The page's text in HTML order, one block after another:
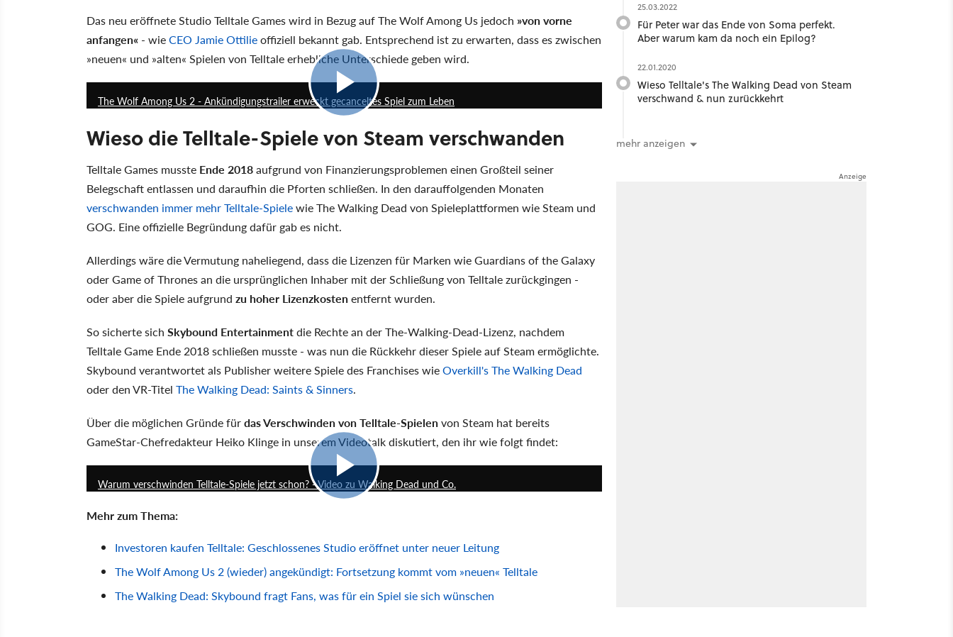
Das neu eröffnete Studio Telltale Games wird in Bezug auf The Wolf Among Us jedoch »von vorne
anfangen« - wieCEO Jamie Ottilieoffiziell bekannt gab. Entsprechend ist zu erwarten, dass es zwischen
»neuen« und »alten« Spielen von Telltale erhebliche Unterschiede geben wird.
The Wolf Among Us 2 - Ankündigungstrailer erweckt gecanceltes Spiel zum Leben
Wieso die Telltale-Spiele von Steam verschwanden
Telltale Games musste Ende 2018aufgrund von Finanzierungsproblemen einen Großteil seiner
Belegschaft entlassen und daraufhin die Pforten schließen. In den darauffolgenden Monaten
verschwanden immer mehr Telltale-Spielewie The Walking Dead von Spieleplattformen wie Steam und
GOG. Eine offizielle Begründung dafür gab es nicht.
Allerdings wäre die Vermutung naheliegend, dass die Lizenzen für Marken wie Guardians of the Galaxy
oder Game of Thrones an die ursprünglichen Inhaber mit der Schließung von Telltale zurückgingen -
oder aber die Spiele aufgrund zu hoher Lizenzkostenentfernt wurden.
So sicherte sich Skybound Entertainmentdie Rechte an der The-Walking-Dead-Lizenz, nachdem
Telltale Game Ende 2018 schließen musste - was nun die Rückkehr dieser Spiele auf Steam ermöglichte.
Skybound verantwortet als Publisher weitere Spiele des Franchises wieOverkill's The Walking Dead
oder den VR-Titel The Walking Dead: Saints & Sinners.
Über die möglichen Gründe fürdas Verschwinden von Telltale-Spielenvon Steam hat bereits
GameStar-Chefredakteur Heiko Klinge in unserem Videotalk diskutiert, den ihr wie folgt findet:
Warum verschwinden Telltale-Spiele jetzt schon? - Video zu Walking Dead und Co.
Mehr zum Thema:
Investoren kaufen Telltale: Geschlossenes Studio eröffnet unter neuer Leitung
The Wolf Among Us 2 (wieder) angekündigt: Fortsetzung kommt vom »neuen« Telltale
The Walking Dead: Skybound fragt Fans, was für ein Spiel sie sich wünschen
25.03.2022
Für Peter war das Ende von Soma perfekt.
Aber warum kam da noch ein Epilog?
22.01.2020
Wieso Telltale's The Walking Dead von Steam
verschwand & nun zurückkehrt
mehr anzeigen